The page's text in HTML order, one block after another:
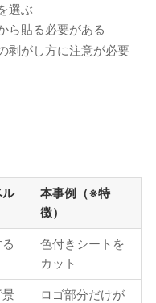
選ぶ
ら貼る必要がある
剥がし方に注意が必要
本事例（※特
徴）
色付きシートを
カット
ロゴ部分だけが